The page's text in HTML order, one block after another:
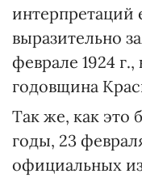
интерпретаций
выразительно
феврале 1924
годовщина
Так же, как это
годы, 23
официальных